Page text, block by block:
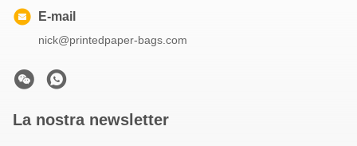
E-mail
nick@printedpaper-bags.com
La nostra newsletter